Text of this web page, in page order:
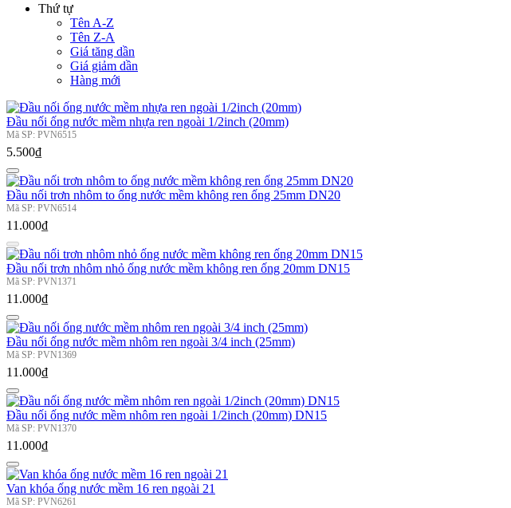
Thứ tự
Tên A-Z
Tên Z-A
Giá tăng dần
Giá giảm dần
Hàng mới
Đầu nối ống nước mềm nhựa ren ngoài 1/2inch (20mm)
Mã SP: PVN6515
5.500₫
Đầu nối trơn nhôm to ống nước mềm không ren ống 25mm DN20
Mã SP: PVN6514
11.000₫
Đầu nối trơn nhôm nhỏ ống nước mềm không ren ống 20mm DN15
Mã SP: PVN1371
11.000₫
Đầu nối ống nước mềm nhôm ren ngoài 3/4 inch (25mm)
Mã SP: PVN1369
11.000₫
Đầu nối ống nước mềm nhôm ren ngoài 1/2inch (20mm) DN15
Mã SP: PVN1370
11.000₫
Van khóa ống nước mềm 16 ren ngoài 21
Mã SP: PVN6261